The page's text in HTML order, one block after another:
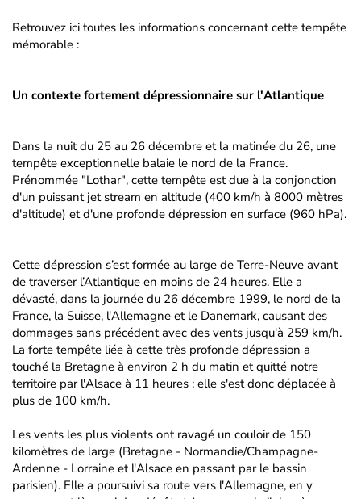
Retrouvez ici toutes les informations concernant cette tempête
mémorable :
Un contexte fortement dépressionnaire sur l'Atlantique
Dans la nuit du 25 au 26 décembre et la matinée du 26, une
tempête exceptionnelle balaie le nord de la France.
Prénommée "Lothar", cette tempête est due à la conjonction
d'un puissant jet stream en altitude (400 km/h à 8000 mètres
d'altitude) et d'une profonde dépression en surface (960 hPa).
Cette dépression s’est formée au large de Terre-Neuve avant
de traverser l’Atlantique en moins de 24 heures. Elle a
dévasté, dans la journée du 26 décembre 1999, le nord de la
France, la Suisse, l'Allemagne et le Danemark, causant des
dommages sans précédent avec des vents jusqu'à 259 km/h.
La forte tempête liée à cette très profonde dépression a
touché la Bretagne à environ 2 h du matin et quitté notre
territoire par l'Alsace à 11 heures ; elle s'est donc déplacée à
plus de 100 km/h.
Les vents les plus violents ont ravagé un couloir de 150
kilomètres de large (Bretagne - Normandie/Champagne-
Ardenne - Lorraine et l'Alsace en passant par le bassin
parisien). Elle a poursuivi sa route vers l'Allemagne, en y